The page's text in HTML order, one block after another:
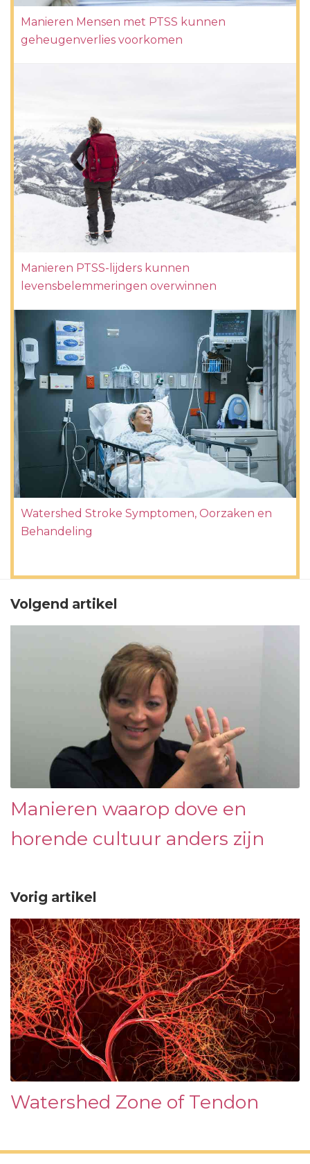
Manieren Mensen met PTSS kunnen
geheugenverlies voorkomen
Manieren PTSS-lijders kunnen
levensbelemmeringen overwinnen
Watershed Stroke Symptomen, Oorzaken en
Behandeling
Volgend artikel
Manieren waarop dove en
horende cultuur anders zijn
Vorig artikel
Watershed Zone of Tendon